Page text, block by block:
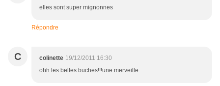
elles sont super mignonnes
Répondre
C colinette 19/12/2011 16:30
ohh les belles buches!!!une merveille